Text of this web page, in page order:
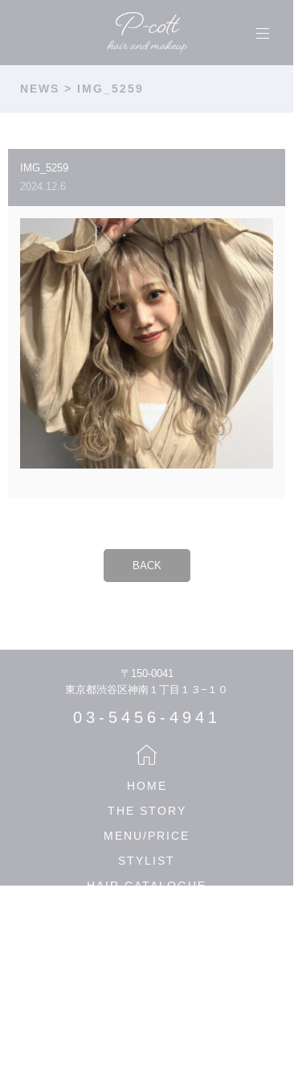
NEWS > IMG_5259
IMG_5259
2024.12.6
BACK
〒150-0041
東京都渋谷区神南１丁目１３−１０
03-5456-4941
HOME
THE STORY
MENU/PRICE
STYLIST
HAIR CATALOGUE